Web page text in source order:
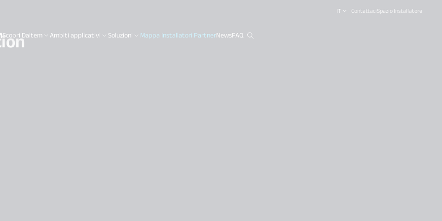
IT ContattaciSpazio Installatore
Scopri Daitem Ambiti applicativi Soluzioni Mappa Installatori PartnerNewsFAQ